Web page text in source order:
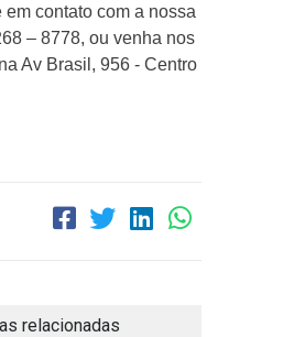
em contato com a nossa
– 8778, ou venha nos
Av Brasil, 956 - Centro
relacionadas